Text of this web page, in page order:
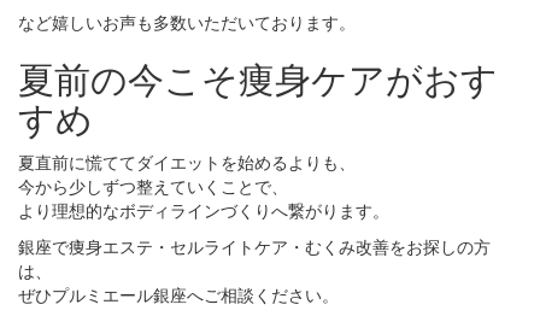
など嬉しいお声も多数いただいております。
夏前の今こそ痩身ケアがおす
すめ
夏直前に慌ててダイエットを始めるよりも、
今から少しずつ整えていくことで、
より理想的なボディラインづくりへ繋がります。
銀座で痩身エステ・セルライトケア・むくみ改善をお探しの方
は、
ぜひプルミエール銀座へご相談ください。